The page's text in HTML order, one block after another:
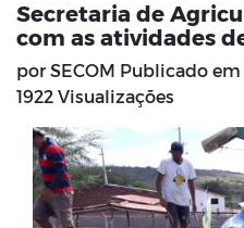
Secretaria de
com as atividades
por SECOM Publicado em
1922 Visualizações